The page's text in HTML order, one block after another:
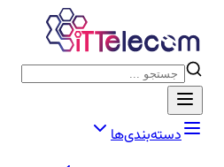
دسته‌بندی‌ها